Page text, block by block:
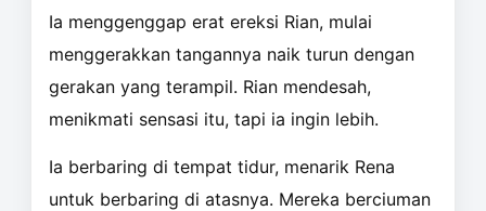
Ia menggenggap erat ereksi Rian, mulai
menggerakkan tangannya naik turun dengan
gerakan yang terampil. Rian mendesah,
menikmati sensasi itu, tapi ia ingin lebih.
Ia berbaring di tempat tidur, menarik Rena
untuk berbaring di atasnya. Mereka berciuman